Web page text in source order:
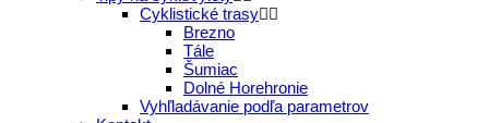
Cyklistické trasy
Brezno
Tále
Šumiac
Dolné Horehronie
Vyhľladávanie podľa parametrov